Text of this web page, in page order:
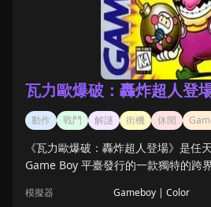
遊戲專題
最近玩過
瓦力歐爆破：轟炸超人登
動作 戰鬥 解謎 街機 休閒
《瓦力歐爆破：轟炸超人登場》是任
Game Boy 平臺發行的一款獨特的跨
模擬器
Gameboy | Color